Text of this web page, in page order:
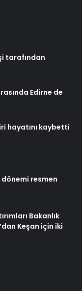
tarafından
Edirne de
hayatını kaybetti
dönemi resmen
Bakanlık
Keşan için iki